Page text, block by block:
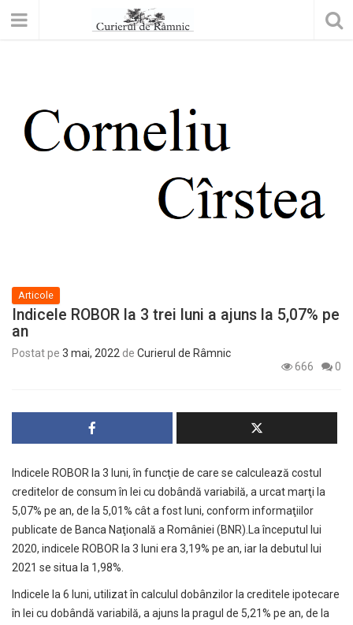
Articole
Indicele ROBOR la 3 trei luni a ajuns la 5,07% pe
an
Postat pe 3 mai, 2022 de Curierul de Râmnic
666
0
Indicele ROBOR la 3 luni, în funcţie de care se calculează costul
creditelor de consum în lei cu dobândă variabilă, a urcat marţi la
5,07% pe an, de la 5,01% cât a fost luni, conform informaţiilor
publicate de Banca Naţională a României (BNR).La începutul lui
2020, indicele ROBOR la 3 luni era 3,19% pe an, iar la debutul lui
2021 se situa la 1,98%.
Indicele la 6 luni, utilizat în calculul dobânzilor la creditele ipotecare
în lei cu dobândă variabilă, a ajuns la pragul de 5,21% pe an, de la